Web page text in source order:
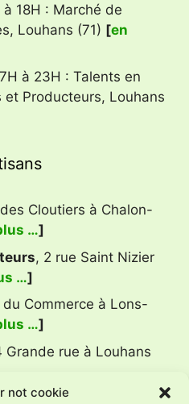
not cookie
à 18H : Marché de
Louhans (71) [en
à 23H : Talents en
Producteurs, Louhans
Cloutiers à Chalon-
…]
, 2 rue Saint Nizier
…]
Commerce à Lons-
…]
Grande rue à Louhans